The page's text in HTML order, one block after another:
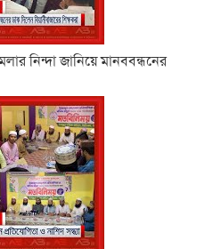
নিন্দা জানিয়ে মানববন্ধনের